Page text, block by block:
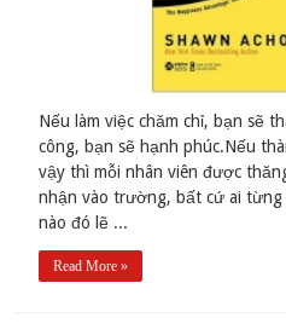
Nếu làm việc chăm chỉ, bạn sẽ
công, bạn sẽ hạnh phúc.Nếu
vậy thì mỗi nhân viên được
nhận vào trường, bất cứ ai từng
nào đó lẽ ...
Read More »